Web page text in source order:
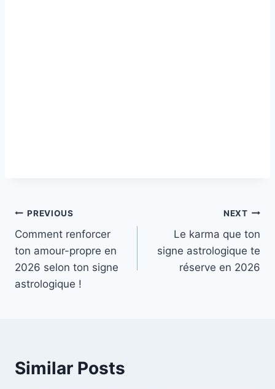
Post
navigation
PREVIOUS
Comment renforcer
ton amour-propre en
2026 selon ton signe
astrologique !
NEXT
Le karma que ton
signe astrologique te
réserve en 2026
Similar Posts